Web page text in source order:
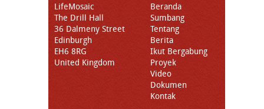
LifeMosaic
The Drill Hall
36 Dalmeny Street
Edinburgh
EH6 8RG
United Kingdom
Beranda
Sumbang
Tentang
Berita
Ikut Bergabung
Proyek
Video
Dokumen
Kontak